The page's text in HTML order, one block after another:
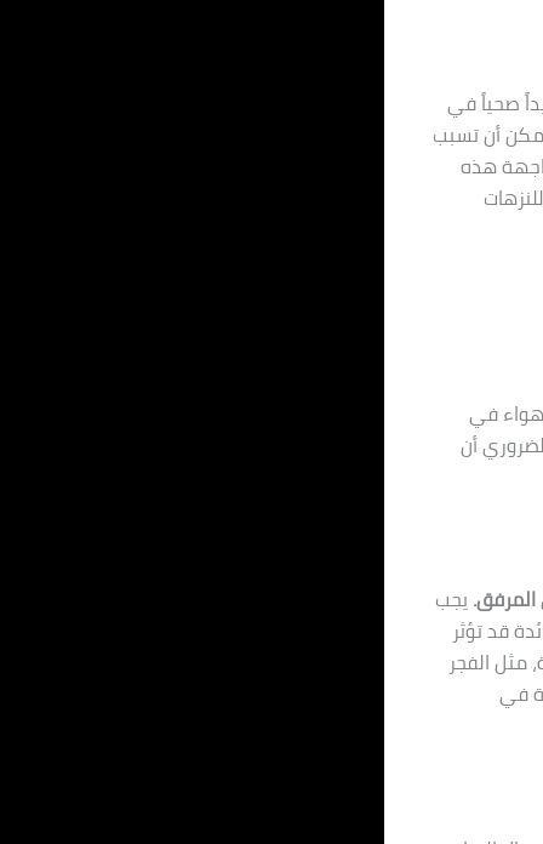
صحياً في
يمكن أن تسبب
هذه
في
أن
المرفق.يجب
قد تؤثر
مثل الفجر
في